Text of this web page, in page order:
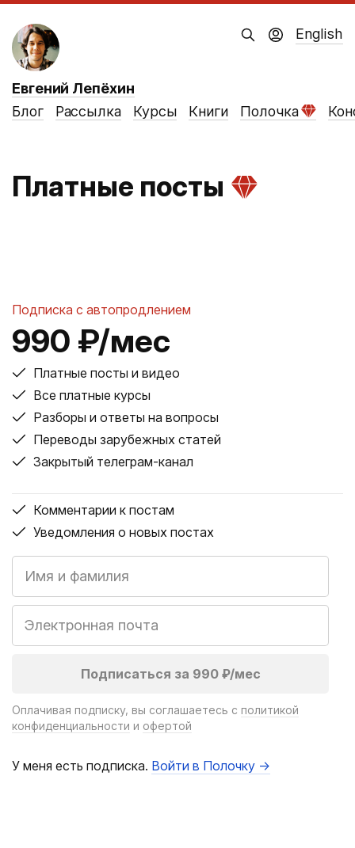
Евгений Лепёхин
Блог
Рассылка Курсы Книги Полочка
English
Платные посты
Подписка с автопродлением
990 ₽/мес
Платные посты и видео
Все платные курсы
Разборы и ответы на вопросы
Переводы зарубежных статей
Закрытый телеграм-канал
Комментарии к постам
Уведомления о новых постах
Присоединиться к читателям
Оплачивая подписку, вы соглашаетесь с политикой
конфиденциальности и офертой
У меня есть подписка. Войти в Полочку →